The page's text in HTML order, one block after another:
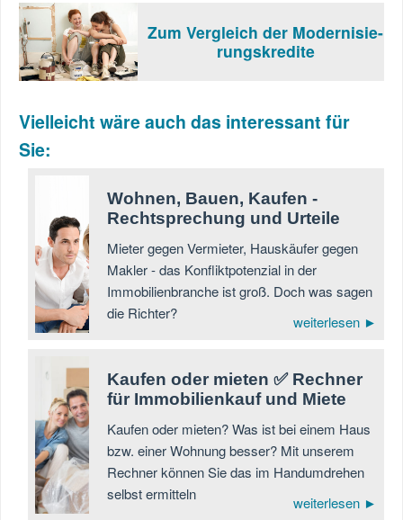
Zum Vergleich der Modernisie-
rungskredite
Vielleicht wäre auch das interessant für
Sie:
Wohnen, Bauen, Kaufen -
Rechtsprechung und Urteile
Mieter gegen Vermieter, Hauskäufer gegen
Makler - das Konfliktpotenzial in der
Immobilienbranche ist groß. Doch was sagen
die Richter?
weiterlesen ►
Kaufen oder mieten ✅ Rechner
für Immobilienkauf und Miete
Kaufen oder mieten? Was ist bei einem Haus
bzw. einer Wohnung besser? Mit unserem
Rechner können Sie das im Handumdrehen
selbst ermitteln
weiterlesen ►